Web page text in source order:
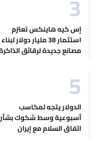
إس كيه هاينكس تعتزم
استثمار 38 مليار دولار لبناء
مصانع جديدة لرقائق
الدولار يتجه لمكاسب
أسبوعية وسط شكوك
اتفاق السلام مع إيران